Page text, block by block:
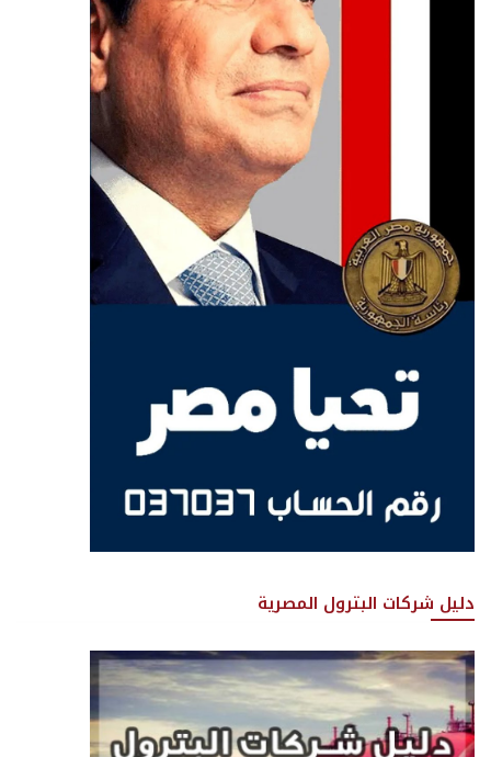
دليل شركات البترول المصرية